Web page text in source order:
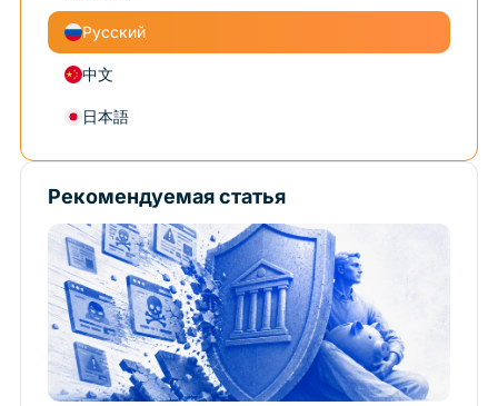
Русский
中文
日本語
Рекомендуемая статья